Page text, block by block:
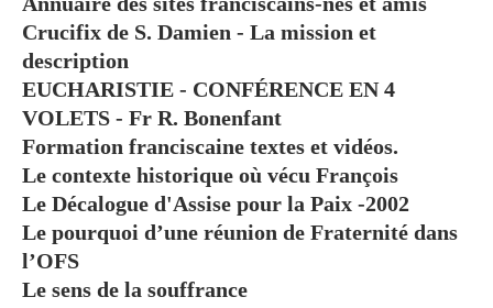
Crucifix de S. Damien - La mission et
description
EUCHARISTIE - CONFÉRENCE EN 4
VOLETS - Fr R. Bonenfant
Formation franciscaine textes et vidéos.
Le contexte historique où vécu François
Le Décalogue d'Assise pour la Paix -2002
Le pourquoi d’une réunion de Fraternité dans
l’OFS
Le sens de la souffrance